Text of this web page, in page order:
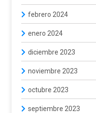
febrero 2024
enero 2024
diciembre 2023
noviembre 2023
octubre 2023
septiembre 2023